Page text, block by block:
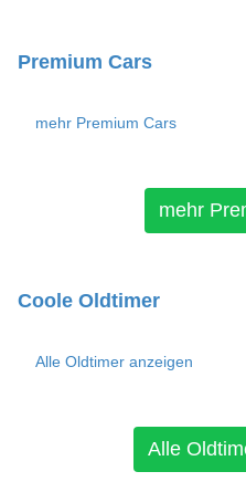
Premium Cars
mehr Premium Cars
mehr
Coole Oldtimer
Alle Oldtimer anzeigen
Alle